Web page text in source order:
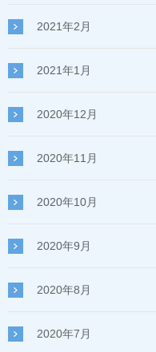
2021年2月
2021年1月
2020年12月
2020年11月
2020年10月
2020年9月
2020年8月
2020年7月